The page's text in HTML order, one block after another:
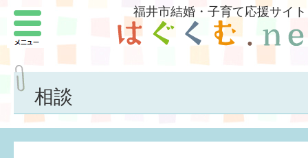
福井市結婚・子育て応援サイト
相談
メニュー
結婚したい
子どもがほしい